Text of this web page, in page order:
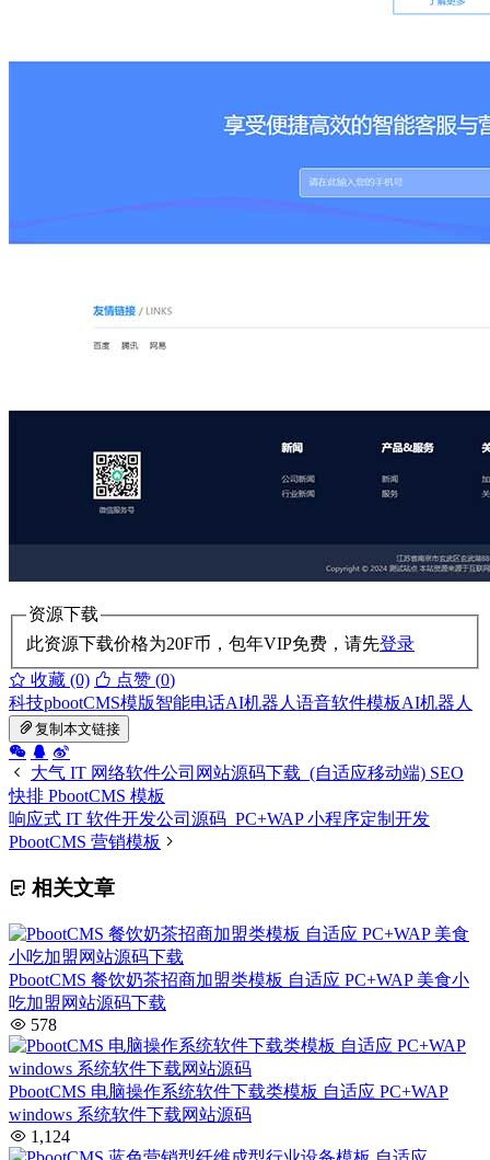
资源下载
此资源下载价格为20F币，包年VIP免费，请先登录
收藏 (0)
点赞 (0)
科技pbootCMS模版智能电话AI机器人语音软件模板AI机器人
复制本文链接
大气 IT 网络软件公司网站源码下载_(自适应移动端) SEO
快排 PbootCMS 模板
响应式 IT 软件开发公司源码_PC+WAP 小程序定制开发
PbootCMS 营销模板
相关文章
PbootCMS 餐饮奶茶招商加盟类模板 自适应 PC+WAP 美食小
吃加盟网站源码下载
578
PbootCMS 电脑操作系统软件下载类模板 自适应 PC+WAP
windows 系统软件下载网站源码
1,124